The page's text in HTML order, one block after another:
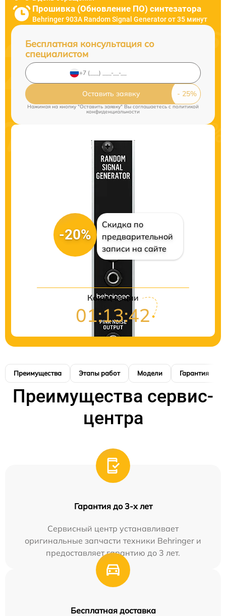
Прошивка (Обновление ПО) синтезатора
Behringer 903A Random Signal Generator от 35 минут
Бесплатная консультация со
специалистом
Оставить заявку
Нажимая на кнопку "Оставить заявку" Вы соглашаетесь cполитикой
конфиденциальности
-20%
Скидка по
предварительной
записи на сайте
Конец акции
01:13:41
Преимущества Этапы работ Модели Гарантия
Преимущества сервис-
центра
Гарантия до 3-х лет
Сервисный центр устанавливает
оригинальные запчасти техники Behringer и
предоставляет гарантию до 3 лет.
Бесплатная доставка